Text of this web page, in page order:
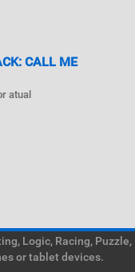
CALL ME
atual
Logic, Racing, Puzzle,
or tablet devices.